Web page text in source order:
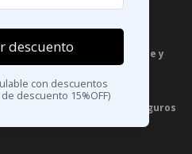
en herramientas Milwaukee y
marca en chile 🧰🤝
¡Envíos rápidos y seguros
descuento
con descuentos
descuento 15%OFF)